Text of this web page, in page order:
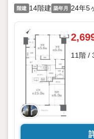
階建 14階建 築年月 24年5
11階 /